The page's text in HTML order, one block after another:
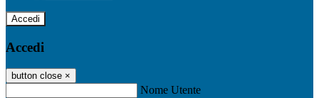
Accedi
Accedi
button close ×
Nome Utente